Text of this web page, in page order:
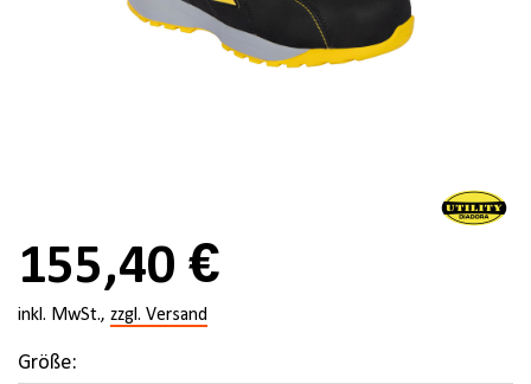
155,40 €
inkl. MwSt., zzgl. Versand
Größe: